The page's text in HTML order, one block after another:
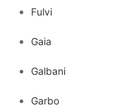
Fulvi
Gaia
Galbani
Garbo